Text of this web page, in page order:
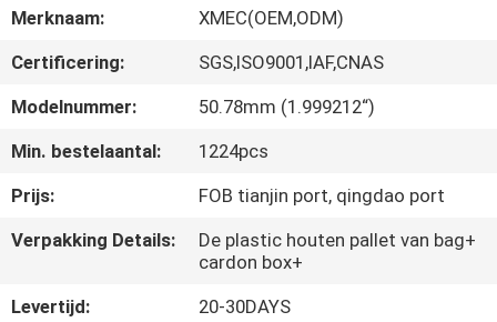
FABRIEKSREIS
KWALITEITSCONTROLE
CONTACTEER
ONS
Merknaam:
XMEC(OEM,ODM)
Certificering:
SGS,ISO9001,IAF,CNAS
Modelnummer:
50.78mm (1.999212“)
Min. bestelaantal:
1224pcs
Prijs:
FOB tianjin port, qingdao port
Verpakking Details:
De plastic houten pallet van bag+
cardon box+
Levertijd:
20-30DAYS